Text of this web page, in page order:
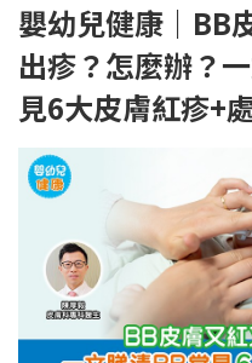
嬰幼兒健康｜BB
出疹？怎麼辦？
見6大皮膚紅疹+